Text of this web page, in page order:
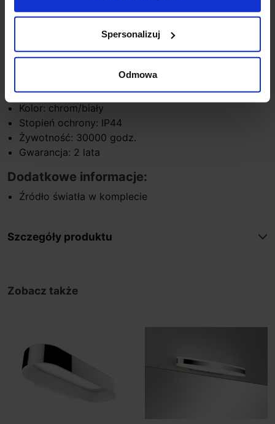
Spersonalizuj
Odmowa
Zasilanie: 230V
Barwa światła: 3000K biała ciepła
Strumień świetlny: 700lm
Materiał: akryl/aluminium
Kolor: chrom/biały
Stopień ochrony: IP44
Żywotność: 30000 godz.
Gwarancja: 2 lata
Dodatkowe informacje:
Źródło światła w komplecie
Szczegóły produktu
Zobacz także